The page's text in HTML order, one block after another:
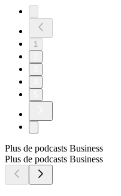
1
Plus de podcasts Business
Plus de podcasts Business